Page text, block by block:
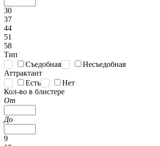
30
37
44
51
58
Тип
Съедобная
Несъедобная
Аттрактант
Есть
Нет
Кол-во в блистере
От
До
9